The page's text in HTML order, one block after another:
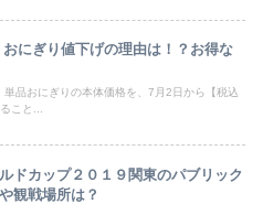
おにぎり値下げの理由は！？お得な
品おにぎりの本体価格を、7月2日から【税込
こと...
ドカップ２０１９関東のパブリック
観戦場所は？